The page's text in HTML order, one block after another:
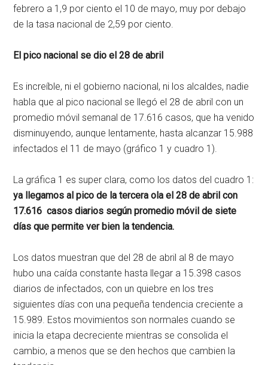
febrero a 1,9 por ciento el 10 de mayo, muy por debajo
de la tasa nacional de 2,59 por ciento.
El pico nacional se dio el 28 de abril
Es increíble, ni el gobierno nacional, ni los alcaldes, nadie
habla que al pico nacional se llegó el 28 de abril con un
promedio móvil semanal de 17.616 casos, que ha venido
disminuyendo, aunque lentamente, hasta alcanzar 15.988
infectados el 11 de mayo (gráfico 1 y cuadro 1).
La gráfica 1 es super clara, como los datos del cuadro 1:
ya llegamos al pico de la tercera ola el 28 de abril con
17.616 casos diarios según promedio móvil de siete
días que permite ver bien la tendencia.
Los datos muestran que del 28 de abril al 8 de mayo
hubo una caída constante hasta llegar a 15.398 casos
diarios de infectados, con un quiebre en los tres
siguientes días con una pequeña tendencia creciente a
15.989. Estos movimientos son normales cuando se
inicia la etapa decreciente mientras se consolida el
cambio, a menos que se den hechos que cambien la